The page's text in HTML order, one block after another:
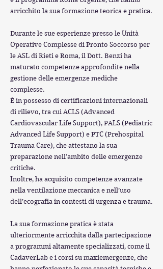
arricchito la sua formazione teorica e pratica.
Durante le sue esperienze presso le Unità
Operative Complesse di Pronto Soccorso per
le ASL di Rieti e Roma, il Dott. Benzi ha
maturato competenze approfondite nella
gestione delle emergenze mediche
complesse.
È in possesso di certificazioni internazionali
di rilievo, tra cui ACLS (Advanced
Cardiovascular Life Support), PALS (Pediatric
Advanced Life Support) e PTC (Prehospital
Trauma Care), che attestano la sua
preparazione nell’ambito delle emergenze
critiche.
Inoltre, ha acquisito competenze avanzate
nella ventilazione meccanica e nell’uso
dell’ecografia in contesti di urgenza e trauma.
La sua formazione pratica è stata
ulteriormente arricchita dalla partecipazione
a programmi altamente specializzati, come il
CadaverLab e i corsi su maxiemergenze, che